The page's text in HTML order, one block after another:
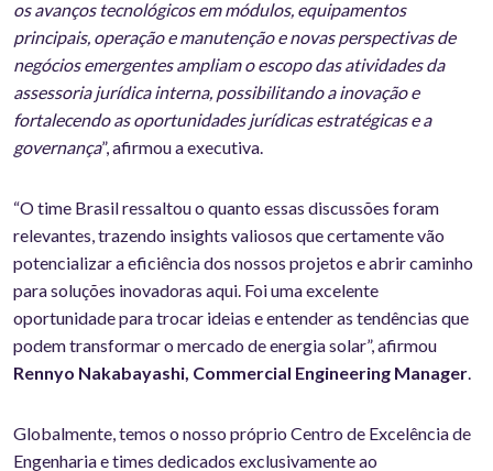
os avanços tecnológicos em módulos, equipamentos
principais, operação e manutenção e novas perspectivas de
negócios emergentes ampliam o escopo das atividades da
assessoria jurídica interna, possibilitando a inovação e
fortalecendo as oportunidades jurídicas estratégicas e a
governança”, afirmou a executiva.
“O time Brasil ressaltou o quanto essas discussões foram
relevantes, trazendo insights valiosos que certamente vão
potencializar a eficiência dos nossos projetos e abrir caminho
para soluções inovadoras aqui. Foi uma excelente
oportunidade para trocar ideias e entender as tendências que
podem transformar o mercado de energia solar”, afirmou
Rennyo Nakabayashi, Commercial Engineering Manager.
Globalmente, temos o nosso próprio Centro de Excelência de
Engenharia e times dedicados exclusivamente ao